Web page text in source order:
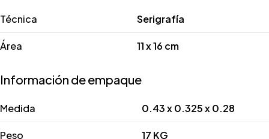
Técnica Serigrafía
Área 11 x 16 cm
Información de empaque
Medida 0.43 x 0.325 x 0.28
Peso 17 KG